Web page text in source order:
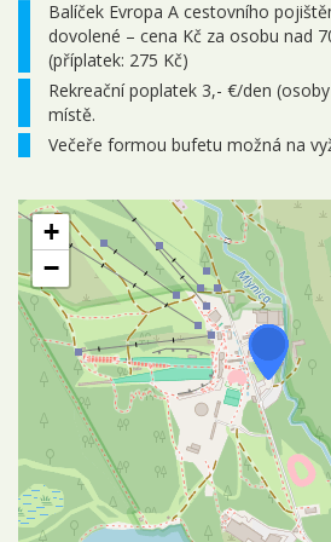
Balíček Evropa A cestovního
dovolené – cena Kč za osobu nad
(příplatek: 275 Kč)
Rekreační poplatek 3,- €/den
místě.
Večeře formou bufetu možná na
+
−